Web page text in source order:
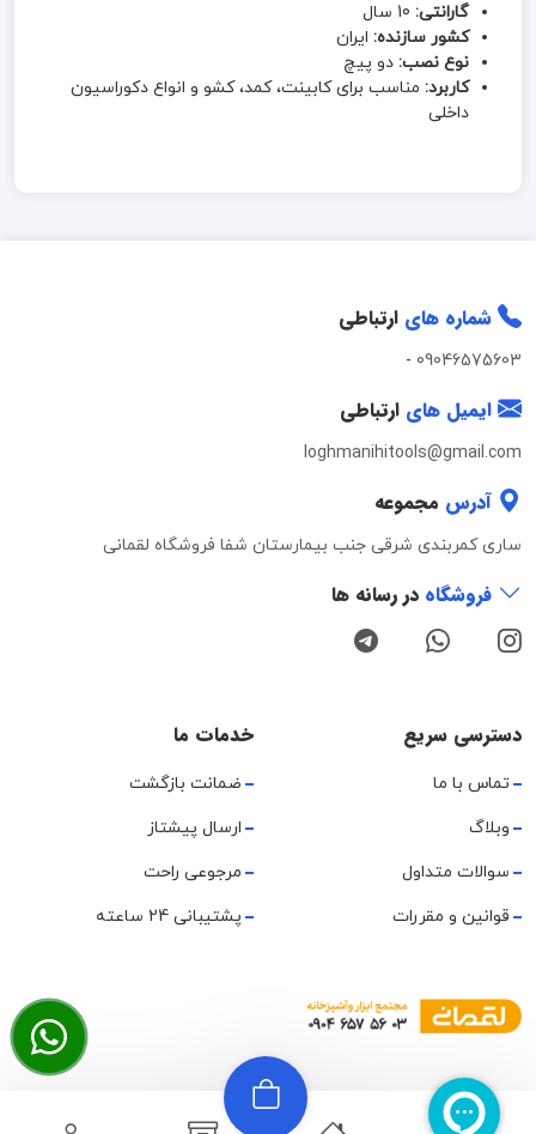
گارانتی:
کشور سازنده: ایران
نوع نصب: دو پیچ
کاربرد: مناسب برای کابینت، کمد، کشو و انواع دکوراسیون
داخلی
شماره های ارتباطی
09046575603
-
ایمیل های ارتباطی
loghmanihitools@gmail.com
آدرس مجموعه
ساری کمربندی شرقی جنب بیمارستان شفا فروشگاه لقمانی
فروشگاه در رسانه ها
دسترسی سریع
تماس با ما
وبلاگ
سوالات متداول
قوانین و مقررات
خدمات ما
ضمانت بازگشت
ارسال پیشتاز
مرجوعی راحت
پشتیبانی 24 ساعته